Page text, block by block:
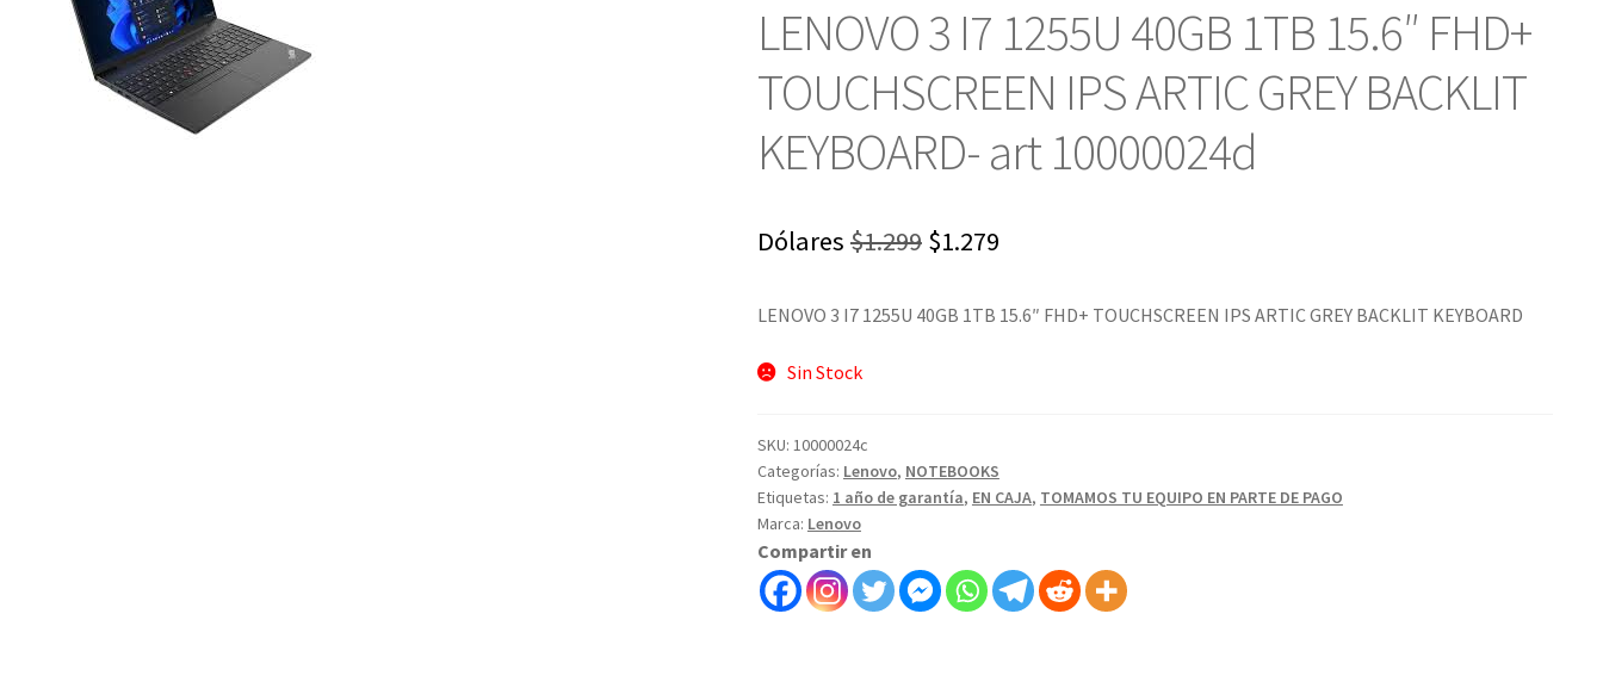
LENOVO 3 I7 1255U 40GB 1TB 15.6″ FHD+
TOUCHSCREEN IPS ARTIC GREY BACKLIT
KEYBOARD- art 10000024d
Dólares $1.299 El
original
$1.279El
actual
LENOVO 3 I7 1255U 40GB 1TB 15.6″ FHD+ TOUCHSCREEN IPS ARTIC GREY BACKLIT KEYBOARD
Sin Stock
SKU: 10000024c
Categorías: Lenovo, NOTEBOOKS
Etiquetas: 1 año de garantía, EN CAJA, TOMAMOS TU EQUIPO EN PARTE DE PAGO
Marca: Lenovo
Compartir en